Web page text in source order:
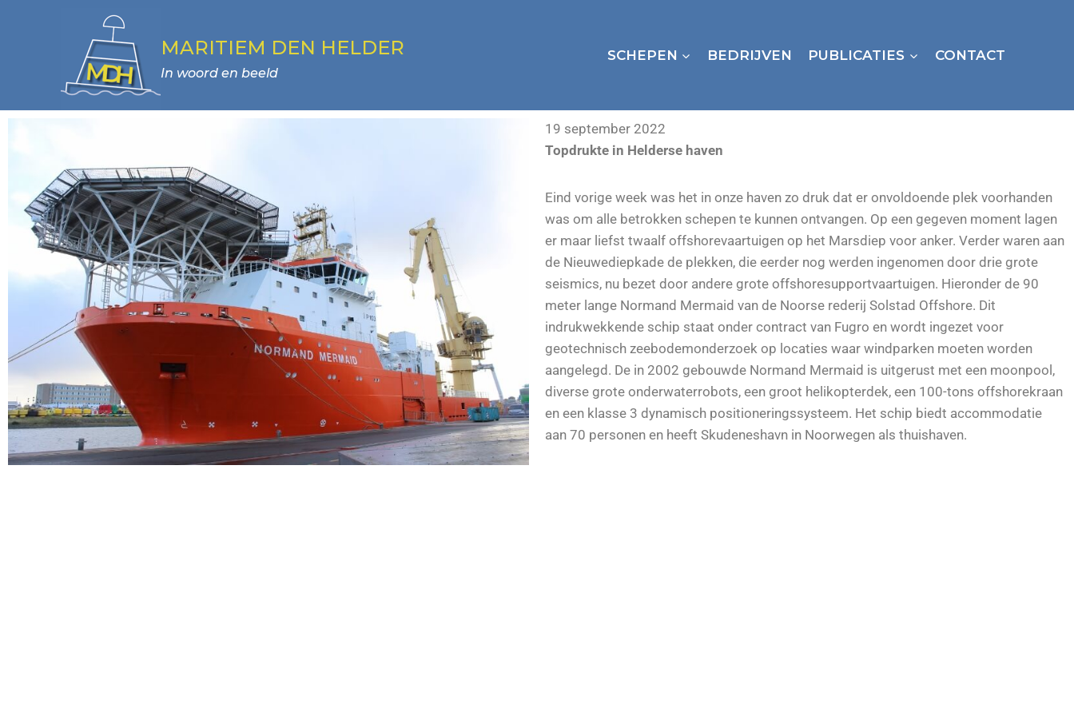
MARITIEM DEN HELDER
In woord en beeld
SCHEPEN BEDRIJVEN PUBLICATIES CONTACT
19 september 2022
Topdrukte in Helderse haven
Eind vorige week was het in onze haven zo druk dat er onvoldoende plek voorhanden
was om alle betrokken schepen te kunnen ontvangen. Op een gegeven moment lagen
er maar liefst twaalf offshorevaartuigen op het Marsdiep voor anker. Verder waren aan
de Nieuwediepkade de plekken, die eerder nog werden ingenomen door drie grote
seismics, nu bezet door andere grote offshoresupportvaartuigen. Hieronder de 90
meter lange Normand Mermaid van de Noorse rederij Solstad Offshore. Dit
indrukwekkende schip staat onder contract van Fugro en wordt ingezet voor
geotechnisch zeebodemonderzoek op locaties waar windparken moeten worden
aangelegd. De in 2002 gebouwde Normand Mermaid is uitgerust met een moonpool,
diverse grote onderwaterrobots, een groot helikopterdek, een 100-tons offshorekraan
en een klasse 3 dynamisch positioneringssysteem. Het schip biedt accommodatie
aan 70 personen en heeft Skudeneshavn in Noorwegen als thuishaven.